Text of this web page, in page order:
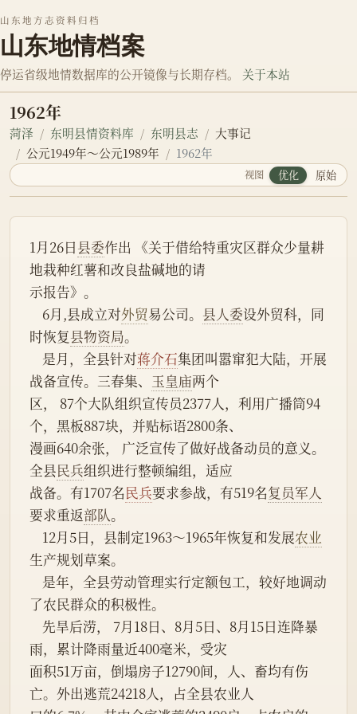
山东地方志资料归档
山东地情档案
停运省级地情数据库的公开镜像与长期存档。 关于本站
1962年
菏泽 东明县情资料库 东明县志
大事记
公元1949年～公元1989年
1962年
视图 优化 原始
1月26日县委作出 《关于借给特重灾区群众少量耕
地栽种红薯和改良盐碱地的请
示报告》。
    6月,县成立对
外贸易公司。 县人委设外贸科，同
时恢复县物资局。
    是月，全县针对
蒋介石集团叫嚣窜犯大陆，开展
战备宣传。三春集、 玉皇庙两个
区， 87个大队组织宣传员2377人，利用广播筒94
个，黑板887块，并贴标语2800条、
漫画640余张， 广泛宣传了做好战备动员的意义。
全县民兵组织进行整顿编组，适应
战备。有1707名民兵要求参战，有519名复员军人
要求重返部队。
    12月5日，县制定1963～1965年恢复和发展
农业
生产规划草案。
了农民群众的积极性。
雨，累计降雨量近400毫米，受灾
面积51万亩，倒塌房子12790间，人、畜均有伤
亡。外出逃荒24218人，占全县农业人